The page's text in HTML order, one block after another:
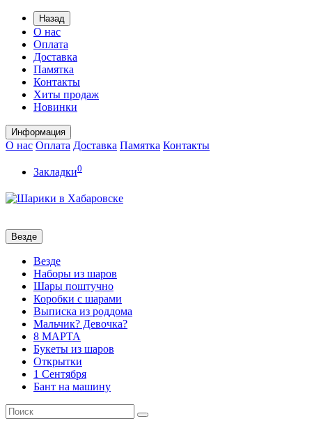
Назад
О нас
Оплата
Доставка
Памятка
Контакты
Хиты продаж
Новинки
Информация
О нас Оплата Доставка Памятка Контакты
Закладки0
Везде
Везде
Наборы из шаров
Шары поштучно
Коробки с шарами
Выписка из роддома
Мальчик? Девочка?
8 МАРТА
Букеты из шаров
Открытки
1 Сентября
Бант на машину